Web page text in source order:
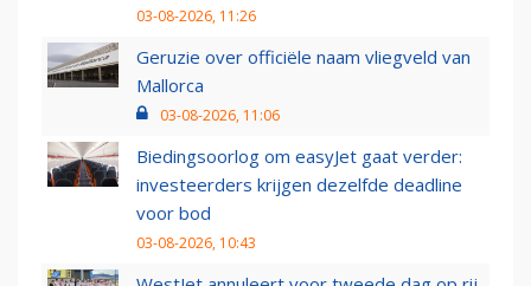
03-08-2026, 11:26
Geruzie over officiële naam vliegveld van
Mallorca
03-08-2026, 11:06
Biedingsoorlog om easyJet gaat verder:
investeerders krijgen dezelfde deadline
voor bod
03-08-2026, 10:43